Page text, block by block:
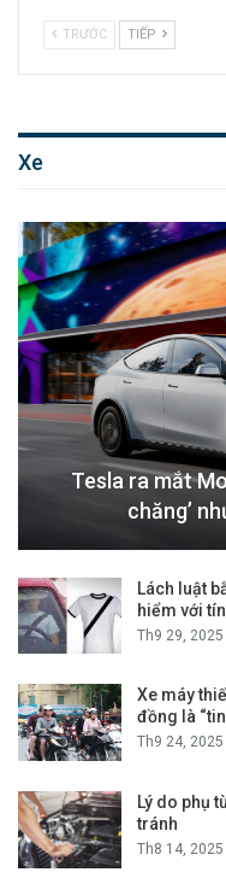
TRƯỚC TIẾP
Xe
Tesla ra mắt
chăng’
Lách luật
hiểm với
Th9 29, 2025
Xe máy
đồng là
Th9 24, 2025
Lý do phụ
tránh
Th8 14, 2025